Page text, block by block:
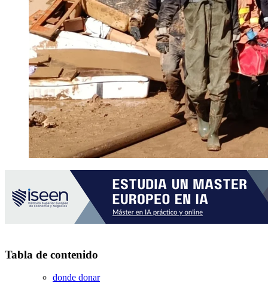
Tabla de contenido
donde donar